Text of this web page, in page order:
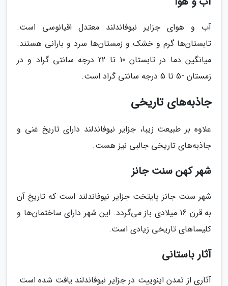
آب و هوای جزایر نیوفاندلند معتدل اقیانوسی است.
تابستان‌ها گرم و خشک و زمستان‌ها سرد و بارانی هستند.
میانگین دما در تابستان 10 تا 22 درجه سانتی گراد و در
زمستان -5 تا 5 درجه سانتی گراد است.
جاذبه‌های تاریخی
علاوه بر طبیعت زیبا، جزایر نیوفاندلند دارای تاریخ غنی و
جاذبه‌های تاریخی جالبی نیز هست.
شهر کهن سنت جانز
شهر سنت جانز پایتخت جزایر نیوفاندلند است که تاریخ آن
به قرن 16 میلادی باز می‌گردد. این شهر دارای ساختمان‌ها و
کلیساهای تاریخی زیادی است.
آثار باستانی
آثاری از تمدن اینوییت در جزایر نیوفاندلند یافت شده است.